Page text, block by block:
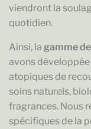
viendront la
quotidien.
Ainsi, la gamme
avons
atopiques de
soins naturels,
fragrances. Nous
spécifiques de la